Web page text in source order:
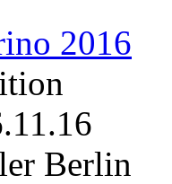
2016
Berlin